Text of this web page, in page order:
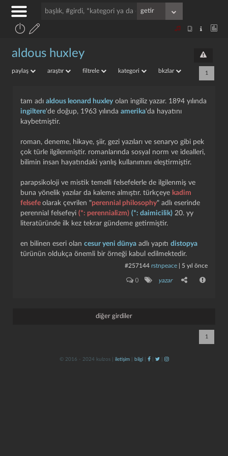
aldous huxley
paylaş araştır filtrele kategori bkzlar 1
tam adı aldous leonard huxley olan ingiliz yazar. 1894 yılında
ingiltere'de doğup, 1963 yılında amerika'da hayatını
kaybetmiştir.
roman, deneme, hikaye, şiir, gezi yazıları ve senaryo gibi pek
çok türle ilgilenmiştir. romanlarında sosyal norm ve idealleri,
bilimin insan hayatındaki yanlış kullanımını eleştirmiştir.
parapsikoloji ve mistik temelli felsefelerle de ilgilenmiş ve
buna yönelik yazılar da kaleme almıştır. türkçeye kadim
felsefe olarak çevrilen "perennial philosophy" adlı eserinde
perennial felsefeyi (*: perennializm) (*: daimicilik) 20. yy
literatüründe ilk kez tekrar gündeme getirmiştir.
en bilinen eseri olan cesur yeni dünya adlı yapıtı distopya
türünün oldukça önemli bir örneği kabul edilmektedir.
#257144 rstnpeace 5 yıl önce
0 yazar
diğer girdiler
1
© 2016 - 2024 kulzos | iletişim| bilgi| | |